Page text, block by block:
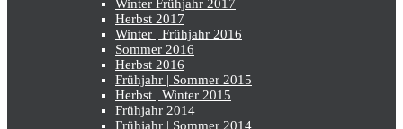
Winter Frühjahr 2017
Herbst 2017
Winter | Frühjahr 2016
Sommer 2016
Herbst 2016
Frühjahr | Sommer 2015
Herbst | Winter 2015
Frühjahr 2014
Frühjahr | Sommer 2014